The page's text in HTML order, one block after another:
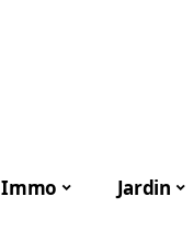
Immo Jardin